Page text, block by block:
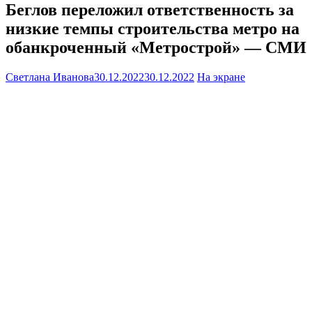
Беглов переложил ответственность за
низкие темпы строительства метро на
обанкроченный «Метрострой» — СМИ
Светлана Иванова30.12.202230.12.2022 На экране